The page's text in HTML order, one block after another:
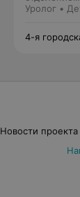
Уролог •
4-я
Новости проекта